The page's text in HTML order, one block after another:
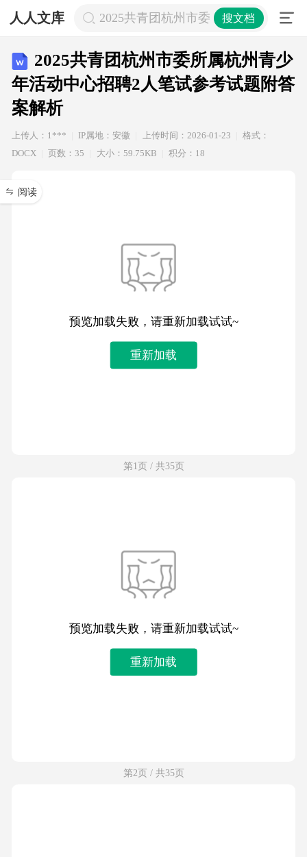
人人文库 2025共青团杭州市委所属杭州青少年
搜文档
2025共青团杭州市委所属杭州青少
年活动中心招聘2人笔试参考试题附答
案解析
上传人：1*** IP属地：安徽 上传时间：2026-01-23
格式：
DOCX
页数：35 大小：59.75KB 积分：18
阅读
预览加载失败，请重新加载试试~
重新加载
第1页 / 共35页
预览加载失败，请重新加载试试~
重新加载
第2页 / 共35页